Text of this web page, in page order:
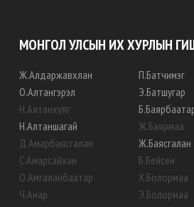
МОНГОЛ УЛСЫН ИХ ХУРЛЫН
Ж.Алдаржавхлан
О.Алтангэрэл
Н.Алтанхуяг
Н.Алтаншагай
Д.Амарбаясгалан
С.Амарсайхан
О.Амгаланбаатар
Ч.Анар
П.Батчимэг
Э.Батшугар
Б.
Ж.Баярмаа
Ж.Баясгалан
Б.Бейсен
Х.Болормаа
Э.Болормаа